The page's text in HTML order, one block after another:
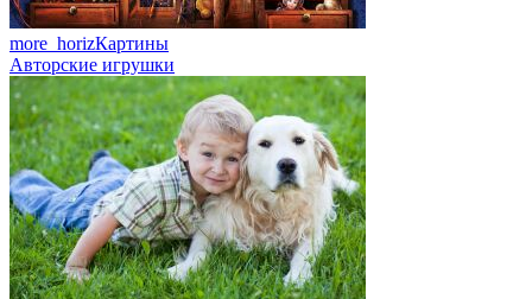
more_horizКартины
Авторские игрушки